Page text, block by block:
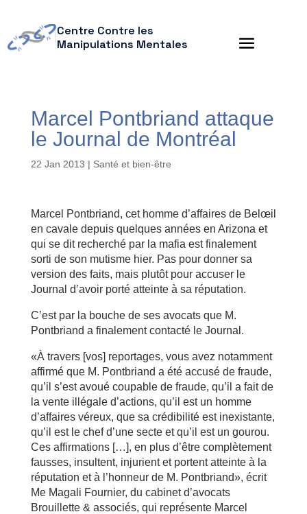
Centre Contre les
Manipulations Mentales
Marcel Pontbriand attaque
le Journal de Montréal
22 Jan 2013 | Santé et bien-être
Marcel Pontbriand, cet homme ­d’affaires de Belœil
en cavale depuis quelques années en Arizona et
qui se dit ­recherché par la mafia est finalement
sorti de son mutisme hier. Pas pour donner sa
version des faits, mais plutôt pour accuser le
Journal d’avoir porté atteinte à sa réputation.
C’est par la bouche de ses avocats que M.
Pontbriand a finalement contacté le Journal.
«À travers [vos] reportages, vous avez notamment
affirmé que M. Pontbriand a été accusé de fraude,
qu’il s’est avoué coupable de fraude, qu’il a fait de
la vente illégale d’actions, qu’il est un homme
d’affaires véreux, que sa crédibilité est inexistante,
qu’il est le chef d’une secte et qu’il est un gourou.
Ces affirmations […], en plus d’être complètement
fausses, insultent, injurient et portent atteinte à la
réputation et à l’honneur de M. Pontbriand», écrit
Me Magali Fournier, du cabinet ­d’avocats
Brouillette & associés, qui ­représente Marcel